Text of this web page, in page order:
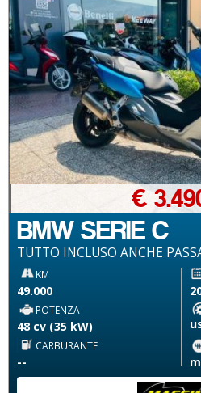
BMW SERIE C
TUTTO INCLUSO ANCHE
€
KM
49.000
POTENZA
48 cv (35 kW)
CARBURANTE
--